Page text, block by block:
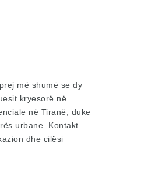
më shumë se dy
kryesorë në
në Tiranë, duke
urbane. Kontakt
dhe cilësi